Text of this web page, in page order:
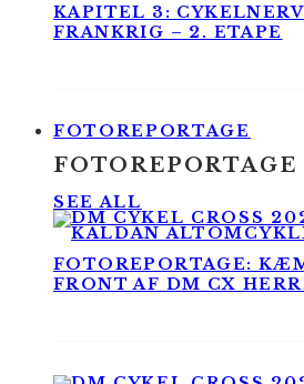
KAPITEL 3:
FRANKRIG – 2. ETAPE
FOTOREPORTAGE
FOTOREPORTAGE
SEE ALL
FOTOREPORTAGE:
FRONT AF DM CX